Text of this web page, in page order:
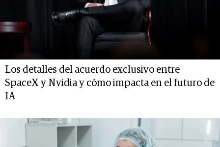
Los detalles del acuerdo exclusivo entre
SpaceX y Nvidia y cómo impacta en el futuro de
IA